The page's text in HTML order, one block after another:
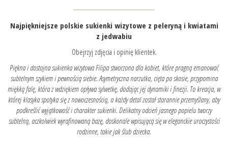
Najpiękniejsze polskie sukienki wizytowe z peleryną i kwiatami
z jedwabiu
Obejrzyj zdjęcia i opinię klientek.
Piękna i dostojna sukienka wizytowa Filipa stworzona dla kobiet, które pragną emanować
subtelnym szykiem i pewnością siebie. Asymetryczna narzutka, cięta po skosie, przypomina
miękką falę, która z wdziękiem opływa sylwetkę, dodając jej dynamiki i finezji. To kreacja, w
której klasyka spotyka się z nowoczesnością, a każdy detal został starannie przemyślany, aby
podkreślić wyjątkowość i charakter sukienki. Delikatny odcień jasnego popielu tworzy
subtelną, aczkolwiek wyrafinowaną bazę, doskonale wpisującą się w eleganckie uroczystości
rodzinne, takie jak ślub dziecka.